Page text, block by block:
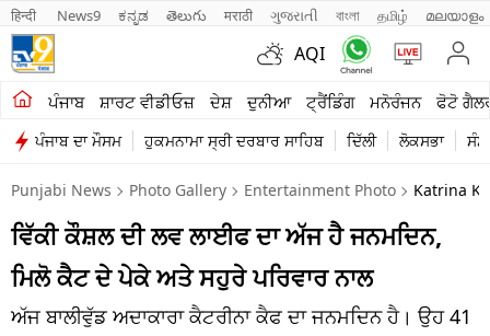
हिन्दी News9 ಕನ್ನಡ తెలుగు मराठी ગુજરાતી বাংলা தமிழ் മലയാളം
AQI
ਪੰਜਾਬ ਸ਼ਾਰਟ ਵੀਡੀਓਜ਼ ਦੇਸ਼ ਦੁਨੀਆ ਟ੍ਰੈਂਡਿੰਗ ਮਨੋਰੰਜਨ ਫੋਟੋ
ਪੰਜਾਬ ਦਾ ਮੌਸਮ ਹੁਕਮਨਾਮਾ ਸ੍ਰੀ ਦਰਬਾਰ ਸਾਹਿਬ ਦਿੱਲੀ ਲੋਕਸਭਾ
ਖੇਤੀਬਾੜੀ
ਸ਼ਾਰਟ ਵੀਡੀਓਜ਼
ਕਾਰੋਬਾਰ
ਕਰਿਅਰ
Punjabi News Photo Gallery Entertainment Photo Katrina
ਵਿੱਕੀ ਕੌਸ਼ਲ ਦੀ ਲਵ ਲਾਈਫ ਦਾ ਅੱਜ ਹੈ ਜਨਮਦਿਨ,
ਮਿਲੋ ਕੈਟ ਦੇ ਪੇਕੇ ਅਤੇ ਸਹੁਰੇ ਪਰਿਵਾਰ ਨਾਲ
ਅੱਜ ਬਾਲੀਵੁੱਡ ਅਦਾਕਾਰਾ ਕੈਟਰੀਨਾ ਕੈਫ ਦਾ ਜਨਮਦਿਨ ਹੈ। ਉਹ 41